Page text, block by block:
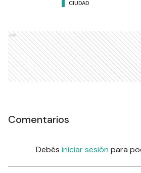
CIUDAD
Ads
Comentarios
Debés iniciar sesión para